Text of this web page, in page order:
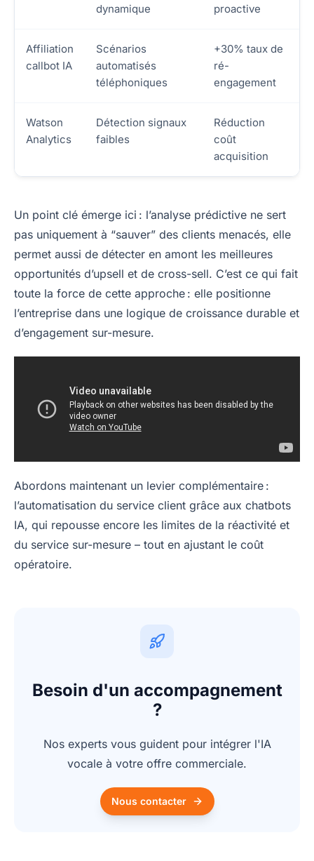
dynamique
proactive
Affiliation
callbot IA
Scénarios
automatisés
téléphoniques
+30% taux de
ré-
engagement
Watson
Analytics
Détection signaux
faibles
Réduction
coût
acquisition
Un point clé émerge ici : l’analyse prédictive ne sert
pas uniquement à “sauver” des clients menacés, elle
permet aussi de détecter en amont les meilleures
opportunités d’upsell et de cross-sell. C’est ce qui fait
toute la force de cette approche : elle positionne
l’entreprise dans une logique de croissance durable et
d’engagement sur-mesure.
Abordons maintenant un levier complémentaire :
l’automatisation du service client grâce aux chatbots
IA, qui repousse encore les limites de la réactivité et
du service sur-mesure – tout en ajustant le coût
opératoire.
Besoin d'un accompagnement
?
Nos experts vous guident pour intégrer l'IA
vocale à votre offre commerciale.
Nous contacter